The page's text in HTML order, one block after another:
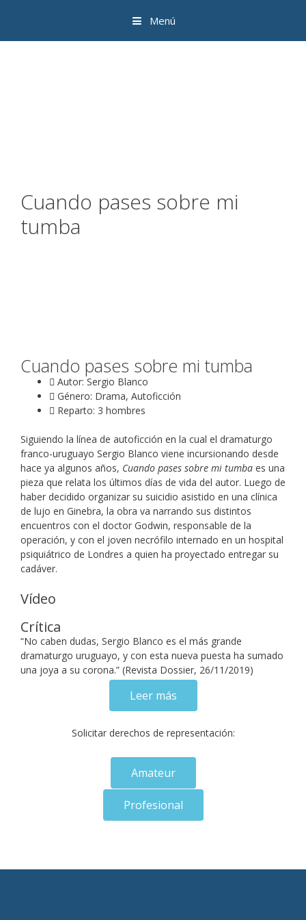
Menú
Cuando pases sobre mi
tumba
Cuando pases sobre mi tumba
Autor: Sergio Blanco
Género: Drama, Autoficción
Reparto: 3 hombres
Siguiendo la línea de autoficción en la cual el dramaturgo
franco-uruguayo Sergio Blanco viene incursionando desde
hace ya algunos años, Cuando pases sobre mi tumba es una
pieza que relata los últimos días de vida del autor. Luego de
haber decidido organizar su suicidio asistido en una clínica
de lujo en Ginebra, la obra va narrando sus distintos
encuentros con el doctor Godwin, responsable de la
operación, y con el joven necrófilo internado en un hospital
psiquiátrico de Londres a quien ha proyectado entregar su
cadáver.
Vídeo
Crítica
“No caben dudas, Sergio Blanco es el más grande
dramaturgo uruguayo, y con esta nueva puesta ha sumado
una joya a su corona.” (Revista Dossier, 26/11/2019)
Leer más
Solicitar derechos de representación:
Amateur
Profesional